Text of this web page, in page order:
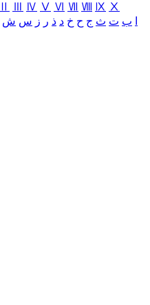
Ⅳ Ⅴ Ⅵ Ⅶ Ⅷ Ⅸ Ⅹ
ب ت ث ج ح خ د ذ ر ز س ش